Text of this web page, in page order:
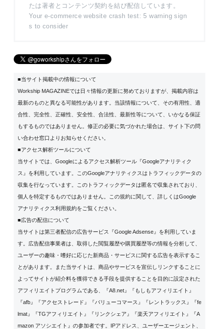
たは著者とコンテンツ契約を結び配信しています。
Your e-commerce website crash test: 5 warning sign
s to consider
■当サイト掲載中の情報について
Workship MAGAZINEでは日々情報の更新に努めておりますが、掲載内容は
最新のものと異なる可能性があります。当該情報について、その有用性、適
合性、完全性、正確性、安全性、合法性、最新性等について、いかなる保証
もするものではありません。修正の必要に気づかれた場合は、サイト下の問
い合わせ窓口よりお知らせください。
■アクセス解析ツールについて
当サイトでは、Googleによるアクセス解析ツール『Googleアナリティク
ス』を利用しています。このGoogleアナリティクスはトラフィックデータの
収集を行なっています。このトラフィックデータは匿名で収集されており、
個人を特定するものではありません。この規約に関して、詳しくはGoogle
アナリティクス利用規約をご覧ください。
■広告の配信について
当サイトは第三者配信の広告サービス『Google Adsense』を利用していま
す。広告配信事業者は、取得した閲覧履歴や購買履歴等の情報を分析して、
ユーザーの趣味・嗜好に応じた新商品・サービスに関する広告を表示するこ
とがあります。また当サイトは、商品やサービスを宣伝しリンクすることに
よってサイトが紹介料を獲得できる手段を提供することを目的に設定された
アフィリエイトプログラムである、『A8.net』『もしもアフィリエイト』
『afb』『アクセストレード』『バリューコマース』『レントラックス』『fe
lmat』『TGアフィリエイト』『リンクシェア』『楽天アフィリエイト』『A
mazon アソシエイト』の参加者です。IPアドレス、ユーザーエージェント、